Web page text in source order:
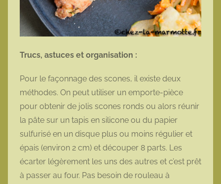
Trucs, astuces et organisation :
Pour le façonnage des scones, il existe deux
méthodes. On peut utiliser un emporte-pièce
pour obtenir de jolis scones ronds ou alors réunir
la pâte sur un tapis en silicone ou du papier
sulfurisé en un disque plus ou moins régulier et
épais (environ 2 cm) et découper 8 parts. Les
écarter légèrement les uns des autres et c’est prêt
à passer au four. Pas besoin de rouleau à